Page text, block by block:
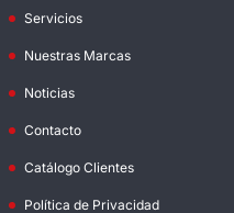
Servicios
Nuestras Marcas
Noticias
Contacto
Catálogo Clientes
Política de Privacidad